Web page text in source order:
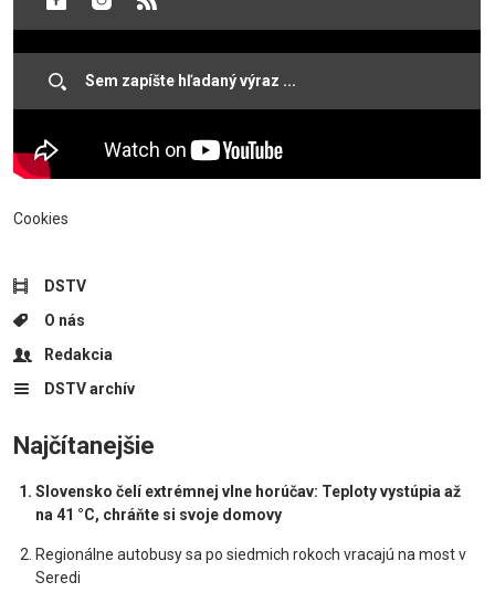
Cookies
DSTV
O nás
Redakcia
DSTV archív
Najčítanejšie
Slovensko čelí extrémnej vlne horúčav: Teploty vystúpia až
na 41 °C, chráňte si svoje domovy
Regionálne autobusy sa po siedmich rokoch vracajú na most v
Seredi